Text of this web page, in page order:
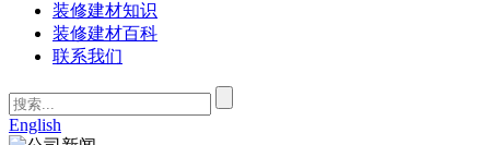
装修建材知识
装修建材百科
联系我们
English